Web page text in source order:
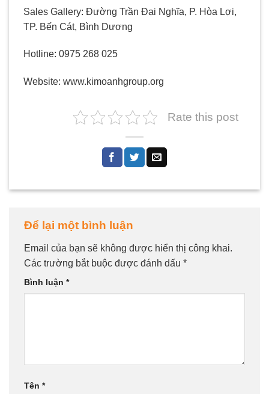
Sales Gallery: Đường Trần Đại Nghĩa, P. Hòa Lợi,
TP. Bến Cát, Bình Dương
Hotline: 0975 268 025
Website: www.kimoanhgroup.org
Rate this post
Để lại một bình luận
Email của bạn sẽ không được hiển thị công khai.
Các trường bắt buộc được đánh dấu *
Bình luận *
Tên *